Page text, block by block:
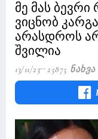
მე მას
ვიცნობ
არასდროს
შვილია
13/11/23 25875 Ნახვა